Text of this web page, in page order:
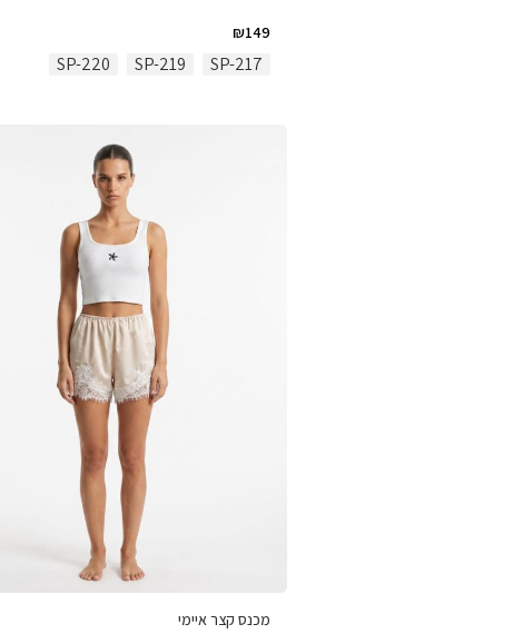
₪149
SP-217
SP-219
SP-220
מכנס קצר איימי